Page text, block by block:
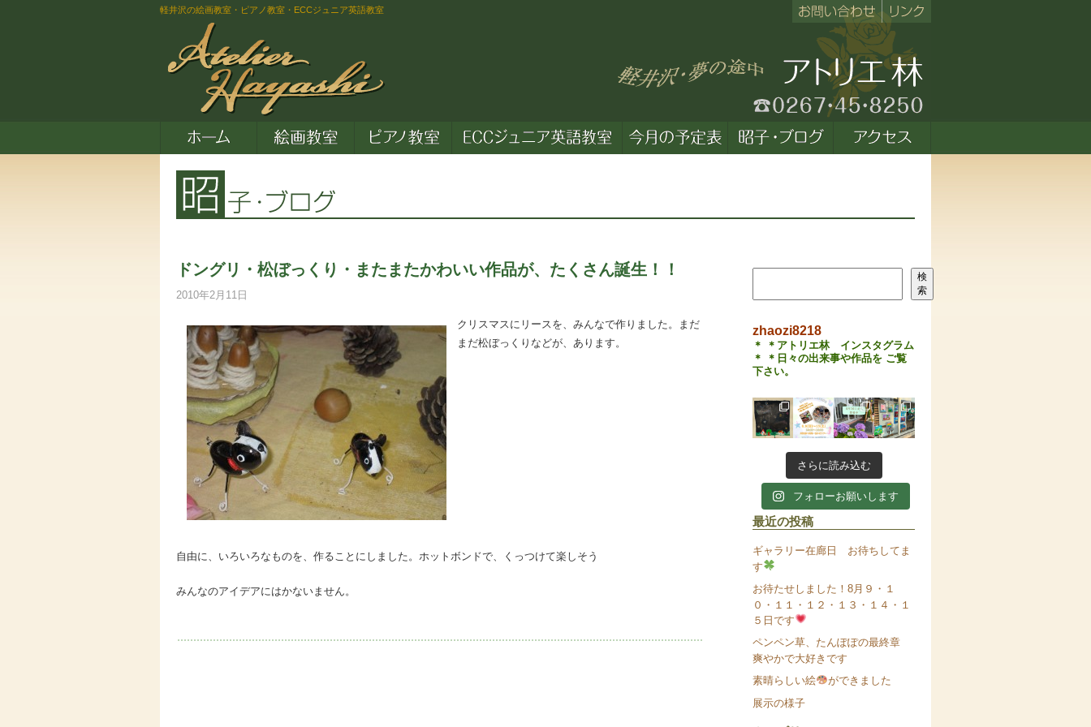
軽井沢の絵画教室・ピアノ教室・ECCジュニア英語教室
ドングリ・松ぼっくり・またまたかわいい作品が、たくさん誕生！！
2010年2月11日
クリスマスにリースを、みんなで作りました。まだ
まだ松ぼっくりなどが、あります。
自由に、いろいろなものを、作ることにしました。ホットボンドで、くっつけて楽しそう
みんなのアイデアにはかないません。
検
索
zhaozi8218
＊ ＊アトリエ林 インスタグラム
＊ ＊日々の出来事や作品を ご覧
下さい。
さらに読み込む
フォローお願いします
最近の投稿
ギャラリー在廊日 お待ちしてま
す
お待たせしました！8月９・１
０・１１・１２・１３・１４・１
５日です
ペンペン草、たんぽぽの最終章
爽やかで大好きです
素晴らしい絵
ができました
展示の様子